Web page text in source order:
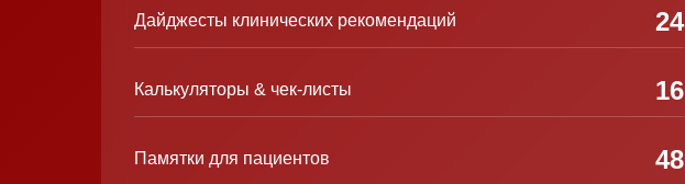
Дайджесты клинических рекомендаций 24
Калькуляторы & чек-листы 16
Памятки для пациентов 48